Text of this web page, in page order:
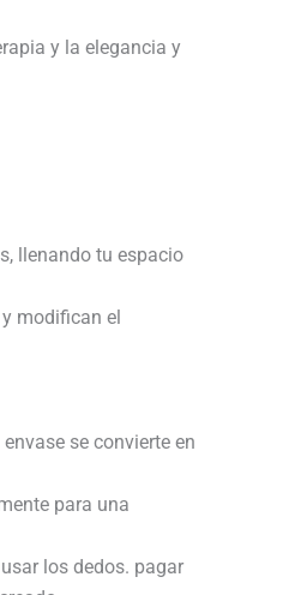
y la elegancia y
llenando tu espacio
modifican el
se convierte en
para una
los dedos. pagar